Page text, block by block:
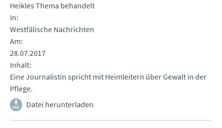
Heikles Thema behandelt
In
Westfälische Nachrichten
Am
28.07.2017
Inhalt
Eine Journalistin spricht mit Heimleitern über Gewalt in der
Pflege.
Datei herunterladen